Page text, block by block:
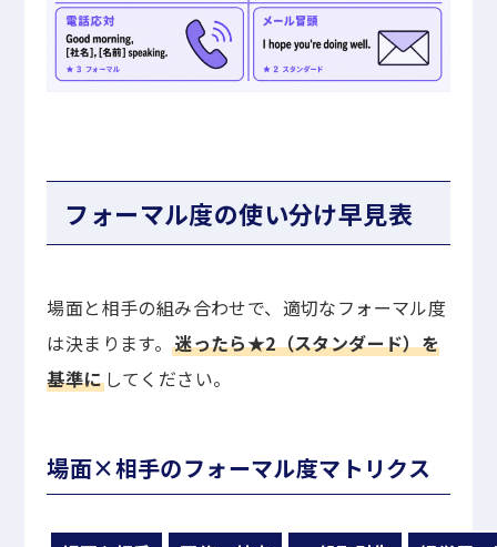
フォーマル度の使い分け早見表
場面と相手の組み合わせで、適切なフォーマル度
は決まります。迷ったら★2（スタンダード）を
基準にしてください。
場面×相手のフォーマル度マトリクス